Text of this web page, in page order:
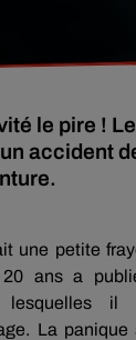
le pire !
accident
une petite
ans a
lesquelles il
La panique